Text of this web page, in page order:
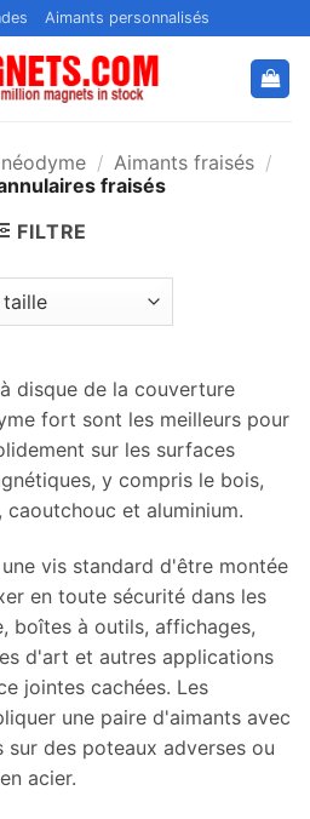
Aimants personnalisés
/ Aimants fraisés /
fraisés
FILTRE
disque de la couverture
fort sont les meilleurs pour
sur les surfaces
y compris le bois,
et aluminium.
vis standard d'être montée
en toute sécurité dans les
boîtes à outils, affichages,
d'art et autres applications
jointes cachées. Les
une paire d'aimants avec
des poteaux adverses ou
acier.